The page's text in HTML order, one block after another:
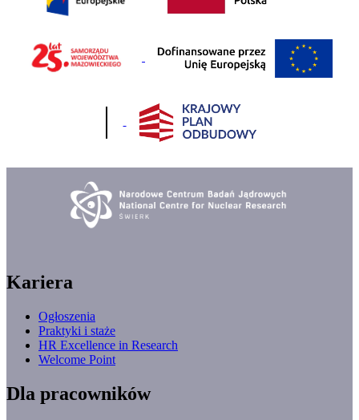
Kariera
Ogłoszenia
Praktyki i staże
HR Excellence in Research
Welcome Point
Dla pracowników